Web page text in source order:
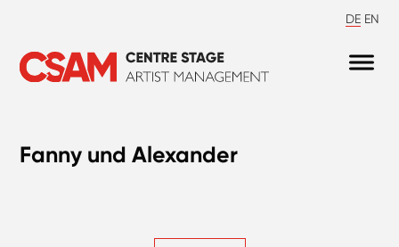
DE EN
Fanny und Alexander